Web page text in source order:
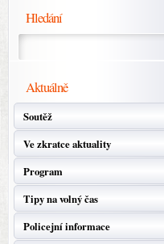
Hledání
Aktuálně
Soutěž
Ve zkratce aktuality
Program
Tipy na volný čas
Policejní informace